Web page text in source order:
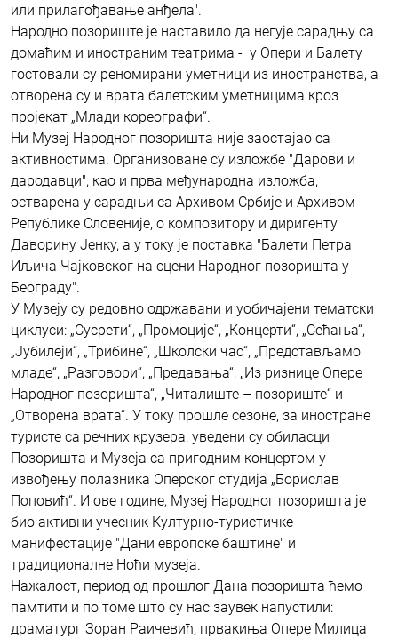
или прилагођавање анђела".
Народно позориште је наставило да негује сарадњу са
домаћим и иностраним театрима - у Опери и Балету
гостовали су реномирани уметници из иностранства, а
отворена су и врата балетским уметницима кроз
пројекат „Млади кореографи“.
Ни Музеј Народног позоришта није заостајао са
активностима. Организоване су изложбе "Дарови и
дародавци", као и прва међународна изложба,
остварена у сарадњи са Архивом Србије и Архивом
Републике Словеније, о композитору и диригенту
Даворину Јенку, а у току је поставка "Балети Петра
Иљича Чајковског на сцени Народног позоришта у
Београду".
У Музеју су редовно одржавани и уобичајени тематски
циклуси: „Сусрети“, „Промоције“, „Концерти“, „Сећања“,
„Јубилеји“, „Трибине“, „Школски час“, „Представљамо
младе“, „Разговори“, „Предавања“, „Из ризнице Опере
Народног позоришта“, „Читалиште – позориште“ и
„Отворена врата“. У току прошле сезоне, за иностране
туристе са речних крузера, уведени су обиласци
Позоришта и Музеја са пригодним концертом у
извођењу полазника Оперског студија „Борислав
Поповић“. И ове године, Музеј Народног позоришта је
био активни учесник Културно-туристичке
манифестације "Дани европске баштине" и
традиционалне Ноћи музеја.
Нажалост, период од прошлог Дана позоришта ћемо
памтити и по томе што су нас заувек напустили:
драматург Зоран Раичевић, првакиња Опере Милица